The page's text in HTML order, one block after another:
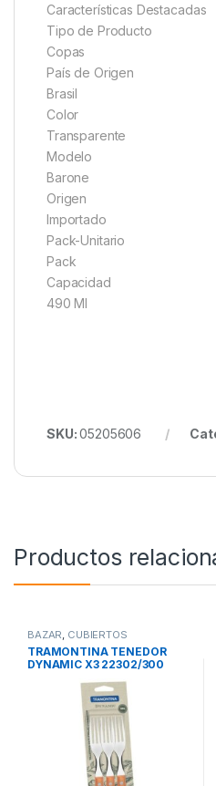
Características Destacadas
Tipo de Producto
Copas
País de Origen
Brasil
Color
Transparente
Modelo
Barone
Origen
Importado
Pack-Unitario
Pack
Capacidad
490 Ml
SKU:05205606
Productos
BAZAR, CUBIERTOS
TRAMONTINA TENEDOR
DYNAMIC X3 22302/300